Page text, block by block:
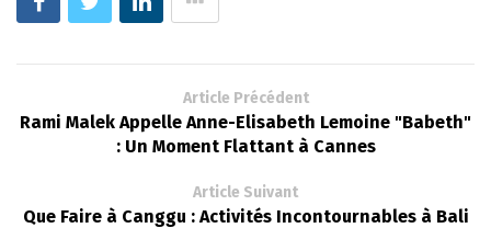
Article Précédent
Rami Malek Appelle Anne-Elisabeth Lemoine "Babeth"
: Un Moment Flattant à Cannes
Article Suivant
Que Faire à Canggu : Activités Incontournables à Bali